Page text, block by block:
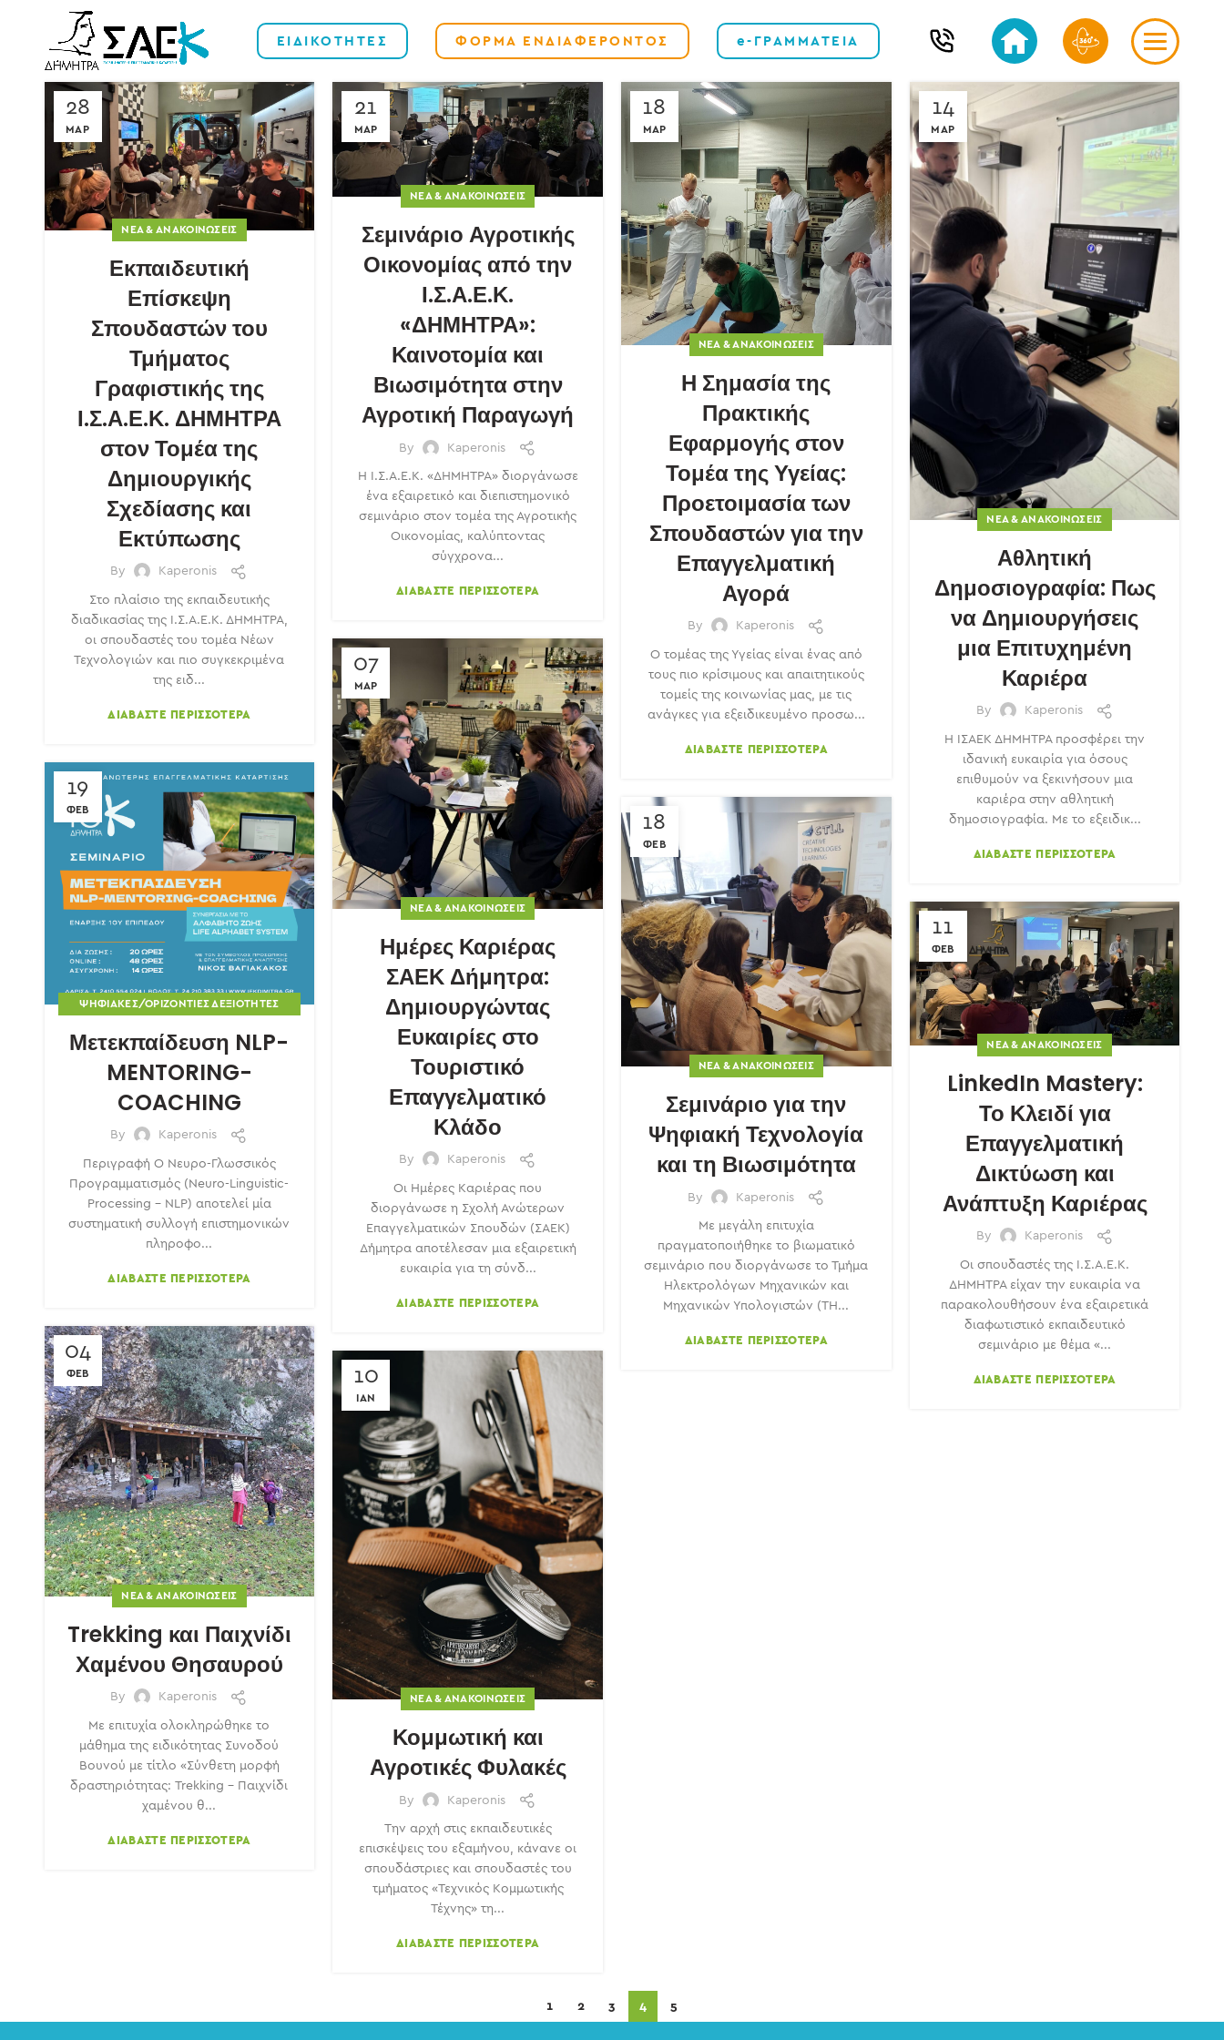
ΕΙΔΙΚΟΤΗΤΕΣ ΦΟΡΜΑ ΕΝΔΙΑΦΕΡΟΝΤΟΣ e-ΓΡΑΜΜΑΤΕΙΑ
28
ΜΑΡ
ΝΈΑ & ΑΝΑΚΟΙΝΏΣΕΙΣ
Εκπαιδευτική
Επίσκεψη
Σπουδαστών του
Τμήματος
Γραφιστικής της
Ι.Σ.Α.Ε.Κ. ΔΗΜΗΤΡΑ
στον Τομέα της
Δημιουργικής
Σχεδίασης και
Εκτύπωσης
By Kaperonis
Στο πλαίσιο της εκπαιδευτικής
διαδικασίας της Ι.Σ.Α.Ε.Κ. ΔΗΜΗΤΡΑ,
οι σπουδαστές του τομέα Νέων
Τεχνολογιών και πιο συγκεκριμένα
της ειδ...
ΔΙΑΒΆΣΤΕ ΠΕΡΙΣΣΌΤΕΡΑ
21
ΜΑΡ
ΝΈΑ & ΑΝΑΚΟΙΝΏΣΕΙΣ
Σεμινάριο Αγροτικής
Οικονομίας από την
Ι.Σ.Α.Ε.Κ.
«ΔΗΜΗΤΡΑ»:
Καινοτομία και
Βιωσιμότητα στην
Αγροτική Παραγωγή
By Kaperonis
Η Ι.Σ.Α.Ε.Κ. «ΔΗΜΗΤΡΑ» διοργάνωσε
ένα εξαιρετικό και διεπιστημονικό
σεμινάριο στον τομέα της Αγροτικής
Οικονομίας, καλύπτοντας
σύγχρονα...
ΔΙΑΒΆΣΤΕ ΠΕΡΙΣΣΌΤΕΡΑ
18
ΜΑΡ
ΝΈΑ & ΑΝΑΚΟΙΝΏΣΕΙΣ
Η Σημασία της
Πρακτικής
Εφαρμογής στον
Τομέα της Υγείας:
Προετοιμασία των
Σπουδαστών για την
Επαγγελματική
Αγορά
By Kaperonis
Ο τομέας της Υγείας είναι ένας από
τους πιο κρίσιμους και απαιτητικούς
τομείς της κοινωνίας μας, με τις
ανάγκες για εξειδικευμένο προσω...
ΔΙΑΒΆΣΤΕ ΠΕΡΙΣΣΌΤΕΡΑ
14
ΜΑΡ
ΝΈΑ & ΑΝΑΚΟΙΝΏΣΕΙΣ
Αθλητική
Δημοσιογραφία: Πως
να Δημιουργήσεις
μια Επιτυχημένη
Καριέρα
By Kaperonis
Η ΙΣΑΕΚ ΔΗΜΗΤΡΑ προσφέρει την
ιδανική ευκαιρία για όσους
επιθυμούν να ξεκινήσουν μια
καριέρα στην αθλητική
δημοσιογραφία. Με το εξειδικ...
ΔΙΑΒΆΣΤΕ ΠΕΡΙΣΣΌΤΕΡΑ
07
ΜΑΡ
ΝΈΑ & ΑΝΑΚΟΙΝΏΣΕΙΣ
Ημέρες Καριέρας
ΣΑΕΚ Δήμητρα:
Δημιουργώντας
Ευκαιρίες στο
Τουριστικό
Επαγγελματικό
Κλάδο
By Kaperonis
Οι Ημέρες Καριέρας που
διοργάνωσε η Σχολή Ανώτερων
Επαγγελματικών Σπουδών (ΣΑΕΚ)
Δήμητρα αποτέλεσαν μια εξαιρετική
ευκαιρία για τη σύνδ...
ΔΙΑΒΆΣΤΕ ΠΕΡΙΣΣΌΤΕΡΑ
19
ΦΕΒ
ΨΗΦΙΑΚΈΣ/ΟΡΙΖΌΝΤΙΕΣ ΔΕΞΙΌΤΗΤΕΣ
Μετεκπαίδευση NLP-
MENTORING-
COACHING
By Kaperonis
Περιγραφή Ο Νευρο-Γλωσσικός
Προγραμματισμός (Neuro-Linguistic-
Processing – NLP) αποτελεί μία
συστηματική συλλογή επιστημονικών
πληροφο...
ΔΙΑΒΆΣΤΕ ΠΕΡΙΣΣΌΤΕΡΑ
18
ΦΕΒ
ΝΈΑ & ΑΝΑΚΟΙΝΏΣΕΙΣ
Σεμινάριο για την
Ψηφιακή Τεχνολογία
και τη Βιωσιμότητα
By Kaperonis
Με μεγάλη επιτυχία
πραγματοποιήθηκε το βιωματικό
σεμινάριο που διοργάνωσε το Τμήμα
Ηλεκτρολόγων Μηχανικών και
Μηχανικών Υπολογιστών (ΤΗ...
ΔΙΑΒΆΣΤΕ ΠΕΡΙΣΣΌΤΕΡΑ
11
ΦΕΒ
ΝΈΑ & ΑΝΑΚΟΙΝΏΣΕΙΣ
LinkedIn Mastery:
Το Κλειδί για
Επαγγελματική
Δικτύωση και
Ανάπτυξη Καριέρας
By Kaperonis
Οι σπουδαστές της Ι.Σ.Α.Ε.Κ.
ΔΗΜΗΤΡΑ είχαν την ευκαιρία να
παρακολουθήσουν ένα εξαιρετικά
διαφωτιστικό εκπαιδευτικό
σεμινάριο με θέμα «...
ΔΙΑΒΆΣΤΕ ΠΕΡΙΣΣΌΤΕΡΑ
04
ΦΕΒ
ΝΈΑ & ΑΝΑΚΟΙΝΏΣΕΙΣ
Trekking και Παιχνίδι
Χαμένου Θησαυρού
By Kaperonis
Με επιτυχία ολοκληρώθηκε το
μάθημα της ειδικότητας Συνοδού
Βουνού με τίτλο «Σύνθετη μορφή
δραστηριότητας: Trekking - Παιχνίδι
χαμένου θ...
ΔΙΑΒΆΣΤΕ ΠΕΡΙΣΣΌΤΕΡΑ
10
ΙΑΝ
ΝΈΑ & ΑΝΑΚΟΙΝΏΣΕΙΣ
Κομμωτική και
Αγροτικές Φυλακές
By Kaperonis
Την αρχή στις εκπαιδευτικές
επισκέψεις του εξαμήνου, κάνανε οι
σπουδάστριες και σπουδαστές του
τμήματος «Τεχνικός Κομμωτικής
Τέχνης» τη...
ΔΙΑΒΆΣΤΕ ΠΕΡΙΣΣΌΤΕΡΑ
1 2 3 4 5